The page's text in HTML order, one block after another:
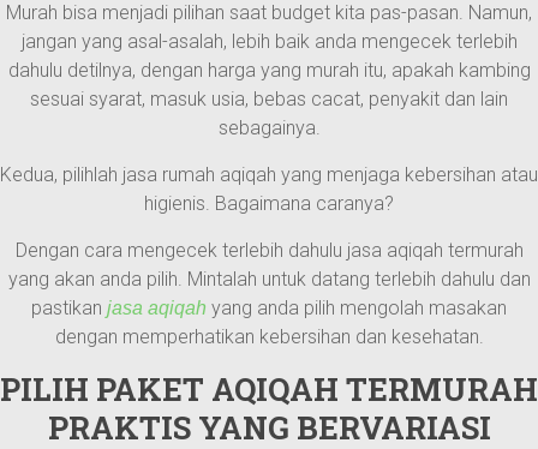
Murah bisa menjadi pilihan saat budget kita pas-pasan. Namun,
jangan yang asal-asalah, lebih baik anda mengecek terlebih
dahulu detilnya, dengan harga yang murah itu, apakah kambing
sesuai syarat, masuk usia, bebas cacat, penyakit dan lain
sebagainya.
Kedua, pilihlah jasa rumah aqiqah yang menjaga kebersihan atau
higienis. Bagaimana caranya?
Dengan cara mengecek terlebih dahulu jasa aqiqah termurah
yang akan anda pilih. Mintalah untuk datang terlebih dahulu dan
pastikan jasa aqiqah yang anda pilih mengolah masakan
dengan memperhatikan kebersihan dan kesehatan.
PILIH PAKET AQIQAH TERMURAH
PRAKTIS YANG BERVARIASI